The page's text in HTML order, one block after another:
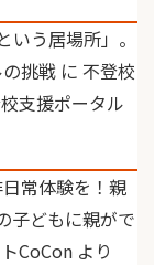
う居場所」。
挑戦 に 不登校
支援ポータル
常体験を！親
子どもに親がで
CoCon より